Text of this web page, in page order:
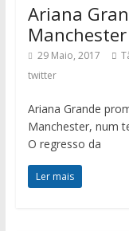
Ariana
Manchester
29 Maio, 2017
twitter
Ariana Grande
Manchester, num
O regresso da
Ler mais